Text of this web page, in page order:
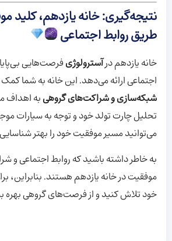
نتیجه‌گیری: خانه یازدهم، کلید
طریق روابط اجتماعی
خانه یازدهم درآسترولوژیفرصت‌هایی
اجتماعی ارائه می‌دهد. این خانه به شما
شبکه‌سازی و شراکت‌های گروهیبه اهداف
تحلیل چارت تولد خود و توجه به سیارات
می‌توانید مسیر موفقیت خود را بهتر
به خاطر داشته باشید که روابط اجتماعی و
موفقیت در خانه یازدهم هستند. بنابراین،
خود تلاش کنید و از فرصت‌های گروهی بهره